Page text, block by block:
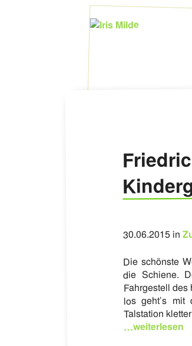
30.06.2015 in
Die schönste
die Schiene.
Fahrgestell
los geht’s mit
Talstation
…weiterlesen